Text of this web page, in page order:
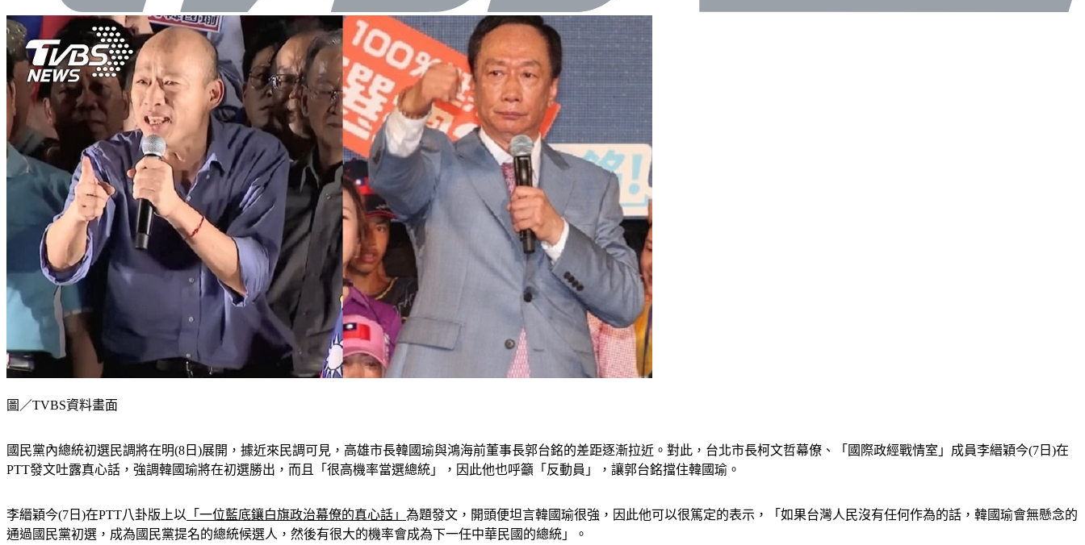
圖／TVBS資料畫面
國民黨內總統初選民調將在明(8日)展開，據近來民調可見，高雄市長韓國瑜與鴻海前董事長郭台銘的差距逐漸拉近。對此，台北市長柯文哲幕僚、「國際政經戰情室」成員李縉穎今(7日)在
PTT發文吐露真心話，強調韓國瑜將在初選勝出，而且「很高機率當選總統」，因此他也呼籲「反動員」，讓郭台銘擋住韓國瑜。
李縉穎今(7日)在PTT八卦版上以 「一位藍底鑲白旗政治幕僚的真心話」 為題發文，開頭便坦言韓國瑜很強，因此他可以很篤定的表示，「如果台灣人民沒有任何作為的話，韓國瑜會無懸念的
通過國民黨初選，成為國民黨提名的總統候選人，然後有很大的機率會成為下一任中華民國的總統」。